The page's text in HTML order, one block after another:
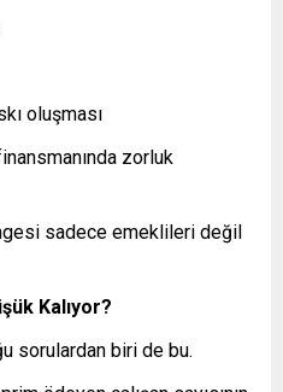
oluşması
zorluk
sadece emeklileri değil
Kalıyor?
sorulardan biri de bu.